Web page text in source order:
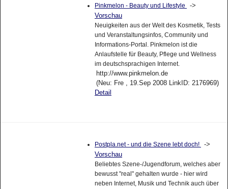
Pinkmelon - Beauty und Lifestyle
->
Vorschau
Neuigkeiten aus der Welt des Kosmetik, Tests
und Veranstaltungsinfos, Community und
Informations-Portal. Pinkmelon ist die
Anlaufstelle für Beauty, Pflege und Wellness
im deutschsprachigen Internet.
http://www.pinkmelon.de
(Neu: Fre , 19.Sep 2008 LinkID: 2176969)
Detail
Postpla.net - und die Szene lebt doch!
->
Vorschau
Beliebtes Szene-/Jugendforum, welches aber
bewusst "real" gehalten wurde - hier wird
neben Internet, Musik und Technik auch über